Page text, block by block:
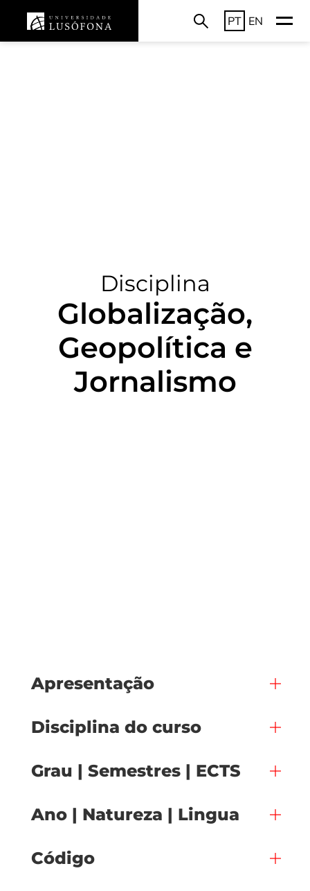
PT EN
Disciplina
Globalização,
Geopolítica e
Jornalismo
Apresentação
Disciplina do curso
Grau | Semestres | ECTS
Ano | Natureza | Lingua
Código